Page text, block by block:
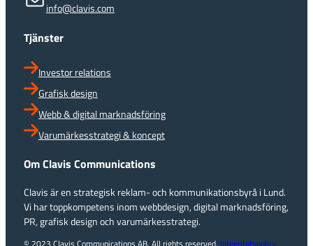
info@clavis.com
Tjänster
Investor relations
Grafisk design
Webb & digital marknadsföring
Varumärkesstrategi & koncept
Om Clavis Communications
Clavis är en strategisk reklam- och kommunikationsbyrå i Lund.
Vi har toppkompetens inom webbdesign, digital marknadsföring,
PR, grafisk design och varumärkesstrategi.